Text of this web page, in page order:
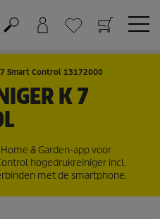
Smart Control 13172000
K 7
& Garden-app voor
hogedrukreiniger incl.
met de smartphone.